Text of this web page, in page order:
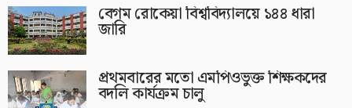
বেগম রোকেয়া বিশ্ববিদ্যালয়ে ১৪৪ ধারা
জারি
প্রথমবারের মতো এমপিওভুক্ত শিক্ষকদের
বদলি কার্যক্রম চালু